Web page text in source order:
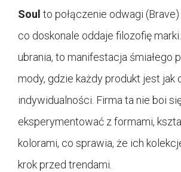
Soul to połączenie odwagi (Brave)
co doskonale oddaje filozofię
ubrania, to manifestacja śmiałego
mody, gdzie każdy produkt jest jak
indywidualności. Firma ta nie boi
eksperymentować z formami,
kolorami, co sprawia, że ich
krok przed trendami.